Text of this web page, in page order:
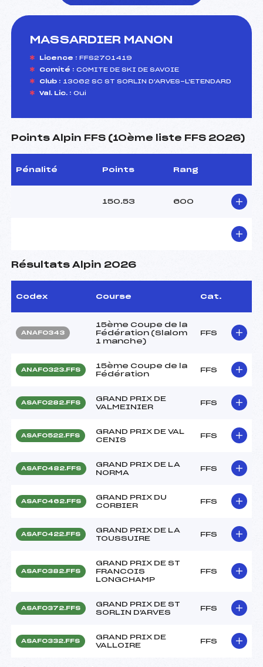
MASSARDIER MANON
Licence : FFS2701419
Comité : COMITE DE SKI DE SAVOIE
Club : 13062 SC ST SORLIN D'ARVES-L'ETENDARD
Val. Lic. : Oui
Points Alpin FFS (10ème liste FFS 2026)
Pénalité Points Rang
150.53 600
Résultats Alpin 2026
Codex Course Cat.
ANAF0343
15ème Coupe de la
Fédération (Slalom
1 manche)
FFS
ANAF0323.FFS
15ème Coupe de la
Fédération
FFS
ASAF0282.FFS
GRAND PRIX DE
VALMEINIER
FFS
ASAF0522.FFS
GRAND PRIX DE VAL
CENIS
FFS
ASAF0482.FFS
GRAND PRIX DE LA
NORMA
FFS
ASAF0462.FFS
GRAND PRIX DU
CORBIER
FFS
ASAF0422.FFS
GRAND PRIX DE LA
TOUSSUIRE
FFS
ASAF0382.FFS
GRAND PRIX DE ST
FRANCOIS
LONGCHAMP
FFS
ASAF0372.FFS
GRAND PRIX DE ST
SORLIN D'ARVES
FFS
ASAF0332.FFS
GRAND PRIX DE
VALLOIRE
FFS